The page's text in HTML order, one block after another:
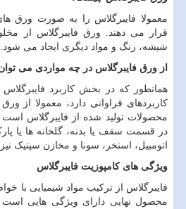
معمولا فایبرگلاس را به صورت ورق
قرار می دهند. ورق فایبرگلاس از
شیشه، رنگ و مواد دیگری ایجاد می شود.
از ورق فایبرگلاس در چه مواردی می
همانطور که در بخش کاربرد
کاربردهای فراوانی دارد، معمولا از
محصولات تولید شده از فایبرگلاس
در قسمت سقف یا بدنه، گلخانه ها یا
اتومبیل، استخر، سونا و مخازن سپتیک
ویژگی های کامپوزیت فایبرگلاس
فایبرگلاس از ترکیب مواد شیمیایی با
محصول نهایی دارای ویژگی هایی